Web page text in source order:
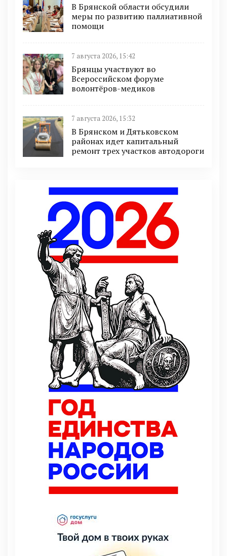
В Брянской области обсудили
меры по развитию паллиативной
помощи
7 августа 2026, 15:42
Брянцы участвуют во
Всероссийском форуме
волонтёров-медиков
7 августа 2026, 15:32
В Брянском и Дятьковском
районах идет капитальный
ремонт трех участков автодороги